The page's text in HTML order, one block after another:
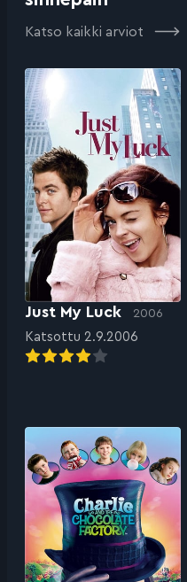
Katso kaikki arviot
Just My Luck 2006
Katsottu 2.9.2006